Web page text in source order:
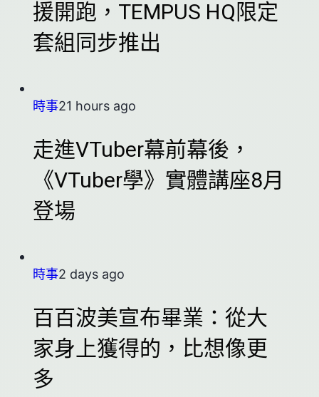
援開跑，TEMPUS HQ限定
套組同步推出
時事21 hours ago
走進VTuber幕前幕後，
《VTuber學》實體講座8月
登場
時事2 days ago
百百波美宣布畢業：從大
家身上獲得的，比想像更
多